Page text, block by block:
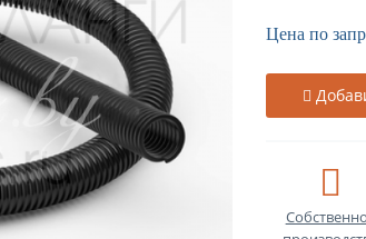
Цена по